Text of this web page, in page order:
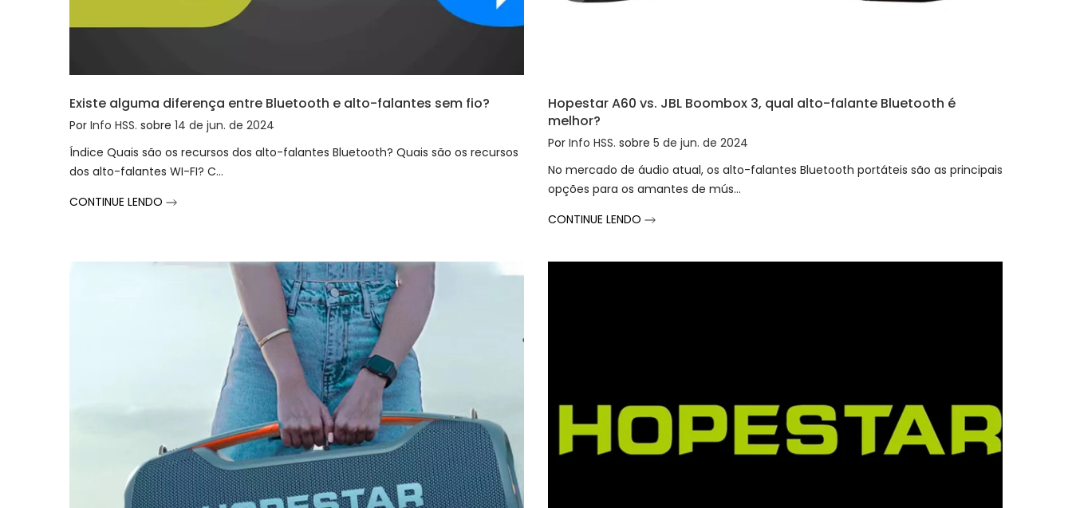
Existe alguma diferença entre Bluetooth e alto-falantes sem fio?
Por Info HSS. sobre 14 de jun. de 2024
Índice Quais são os recursos dos alto-falantes Bluetooth? Quais são os recursos
dos alto-falantes WI-FI? C...
CONTINUE LENDO
Hopestar A60 vs. JBL Boombox 3, qual alto-falante Bluetooth é
melhor?
Por Info HSS. sobre 5 de jun. de 2024
No mercado de áudio atual, os alto-falantes Bluetooth portáteis são as principais
opções para os amantes de mús...
CONTINUE LENDO